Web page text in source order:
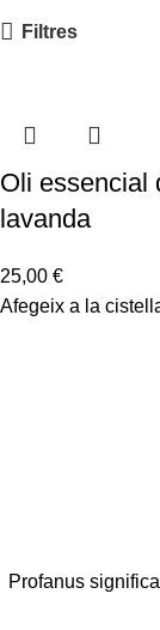
Filtres
Oli essencial
lavanda
25,00 €
Afegeix a la
Profanus